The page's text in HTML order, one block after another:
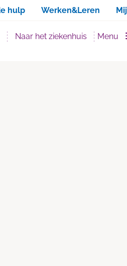
hulp Werken&Leren
Naar het ziekenhuis Menu